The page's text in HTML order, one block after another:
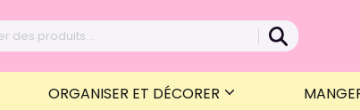
ORGANISER ET DÉCORER